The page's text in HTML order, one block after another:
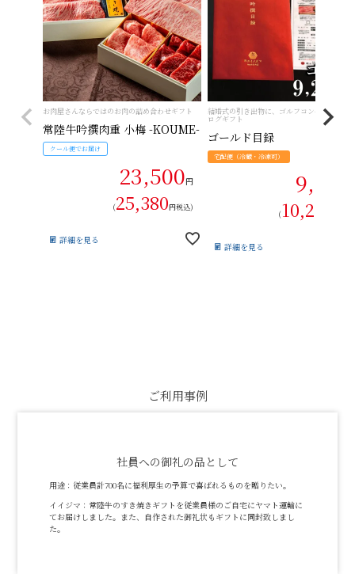
お肉屋さんならではのお肉の詰め合わせギフト
常陸牛吟撰肉重 小梅 -KOUME-
クール便でお届け
23,500円
(25,380円税込)
詳細を見る
結婚式の引き出物に、ゴルフコンペ賞品に。
ログギフト
ゴールド目録
宅配便（冷蔵・冷凍可）
9,280
(10,208
詳細を見る
ご利用事例
社員への御礼の品として
用途： 従業員計700名に福利厚生の予算で喜ばれるものを贈りたい。
イイジマ： 常陸牛のすき焼きギフトを従業員様のご自宅にヤマト運輸に
てお届けしました。また、自作された御礼状もギフトに同封致しまし
た。